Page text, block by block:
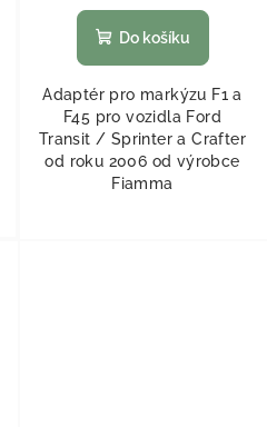
Do košíku
Adaptér pro markýzu F1 a
F45 pro vozidla Ford
Transit / Sprinter a Crafter
od roku 2006 od výrobce
Fiamma